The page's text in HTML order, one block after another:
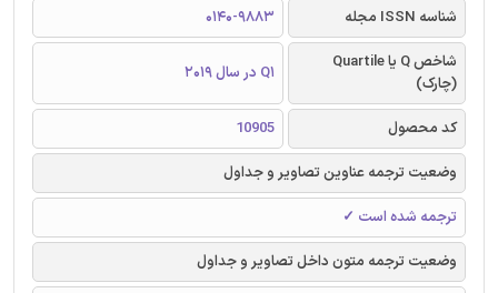
شناسه ISSN مجله
0140-9883
شاخص Q یا Quartile
(چارک)
Q1 در سال 2019
کد محصول
10905
وضعیت ترجمه عناوین تصاویر و جداول
ترجمه شده است ✓
وضعیت ترجمه متون داخل تصاویر و جداول